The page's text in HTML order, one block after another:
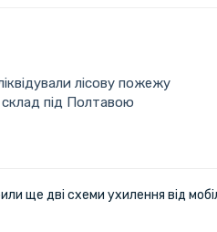
лісову пожежу
під Полтавою
ще дві схеми ухилення від